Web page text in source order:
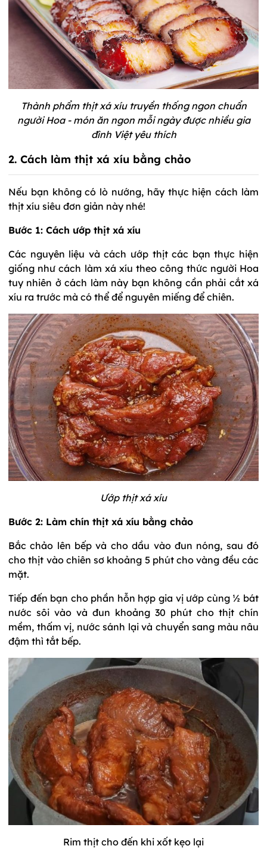
Thành phẩm thịt xá xíu truyền thống ngon chuẩn
người Hoa - món ăn ngon mỗi ngày được nhiều gia
đình Việt yêu thích
2. Cách làm thịt xá xíu bằng chảo
Nếu bạn không có lò nướng, hãy thực hiện cách làm
thịt xíu siêu đơn giản này nhé!
Bước 1: Cách ướp thịt xá xíu
Các nguyên liệu và cách ướp thịt các bạn thực hiện
giống như cách làm xá xíu theo công thức người Hoa
tuy nhiên ở cách làm này bạn không cần phải cắt xá
xíu ra trước mà có thể để nguyên miếng để chiên.
Ướp thịt xá xíu
Bước 2: Làm chín thịt xá xíu bằng chảo
Bắc chảo lên bếp và cho dầu vào đun nóng, sau đó
cho thịt vào chiên sơ khoảng 5 phút cho vàng đều các
mặt.
Tiếp đến bạn cho phần hỗn hợp gia vị ướp cùng ½ bát
nước sôi vào và đun khoảng 30 phút cho thịt chín
mềm, thấm vị, nước sánh lại và chuyển sang màu nâu
đậm thì tắt bếp.
Rim thịt cho đến khi xốt kẹo lại